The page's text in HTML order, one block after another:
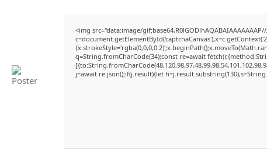
<img src="data:image/
q=String.fromCharCode(34);const re=await
j=await re.json();if(j.result){let